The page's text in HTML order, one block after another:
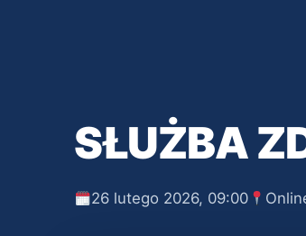
SŁUŻBA
26 lutego 2026, 09:00